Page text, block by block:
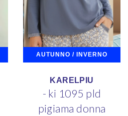
AUTUNNO / INVERNO
KARELPIU
- ki 1095 pld
pigiama donna